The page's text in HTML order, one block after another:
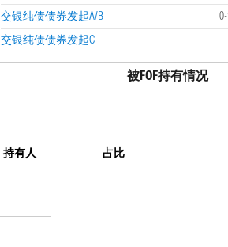
交银纯债债券发起A/B
交银纯债债券发起C
持有人 占比
被FOF持有情况